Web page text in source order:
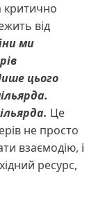
критично
від
ми
цього
Це
не просто
взаємодію, і
ресурс,